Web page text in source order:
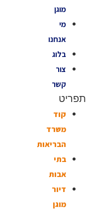
מוגן
מי
אנחנו
בלוג
צור
קשר
תפריט
קוד
משרד
הבריאות
בתי
אבות
דיור
מוגן